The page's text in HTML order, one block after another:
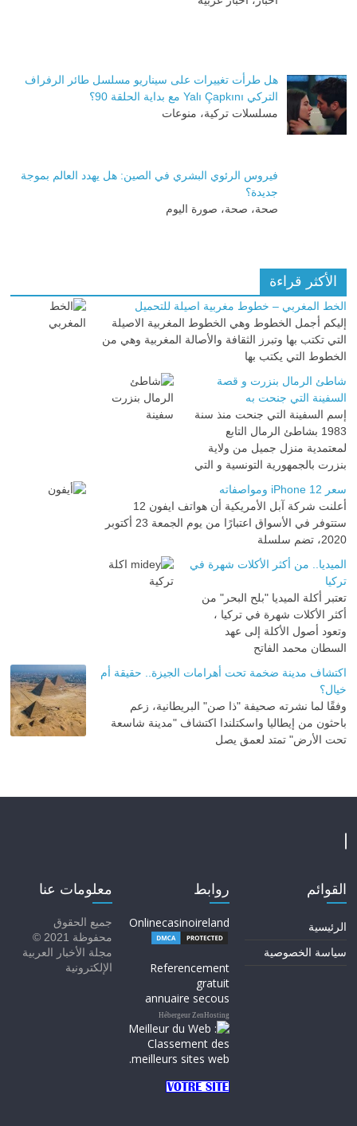
هل طرأت تغييرات على سيناريو مسلسل طائر الرفراف
التركي Yalı Çapkını مع بداية الحلقة 90؟
مسلسلات تركية، منوعات
فيروس الرئوي البشري في الصين: هل يهدد العالم بموجة
جديدة؟
صحة، صحة، صورة اليوم
الأكثر قراءة
الخط المغربي – خطوط مغربية اصيلة للتحميل
إليكم أجمل الخطوط وهي الخطوط المغربية الاصيلة
التي تكتب بها وتبرز الثقافة والأصالة المغربية وهي من
الخطوط التي يكتب بها
شاطئ الرمال بنزرت و قصة
السفينة التي جنحت به
إسم السفينة التي جنحت منذ سنة
1983 بشاطئ الرمال التابع
لمعتمدية منزل جميل من ولاية
بنزرت بالجمهورية التونسية و التي
سعر iPhone 12 ومواصفاته
أعلنت شركة آبل الأمريكية أن هواتف ايفون 12
ستتوفر في الأسواق اعتبارًا من يوم الجمعة 23 أكتوبر
2020، تضم سلسلة
الميديا.. من أكثر الأكلات شهرة في
تركيا
تعتبر أكلة الميديا "بلح البحر" من
أكثر الأكلات شهرة في تركيا ،
وتعود أصول الأكلة إلى عهد
السطان محمد الفاتح
اكتشاف مدينة ضخمة تحت أهرامات الجيزة.. حقيقة أم
خيال؟
وفقًا لما نشرته صحيفة "ذا صن" البريطانية، زعم
باحثون من إيطاليا واسكتلندا اكتشاف "مدينة شاسعة
تحت الأرض" تمتد لعمق يصل
القوائم
الرئيسية
سياسة الخصوصية
روابط
Onlinecasinoireland
Referencement
gratuit
annuaire secous
Hébergeur ZenHosting
معلومات عنا
جميع الحقوق
محفوظة 2021 ©
مجلة الأخبار العربية
الإلكترونية